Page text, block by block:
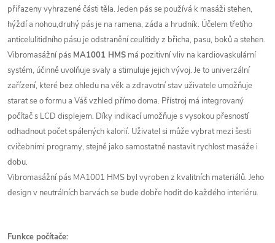
přiřazeny vyhrazené části těla. Jeden pás se používá k masáži stehen,
hýždí a nohou,druhý pás je na ramena, záda a hrudník. Účelem třetího
anticelulitidního pásu je odstranění ceulitidy z břicha, pasu, boků a stehen.
Vibromasážní pás MA1001 HMS má pozitivní vliv na kardiovaskulární
systém, účinně uvolňuje svaly a stimuluje jejich vývoj. Je to univerzální
zařízení, které bez ohledu na věk a zdravotní stav uživatele umožňuje
starat se o formu a Váš vzhled přímo doma. Přístroj má integrovaný
počítač s LCD displejem. Díky indikací umožňuje s vysokou přesností
odhadnout počet spálených kalorií. Uživatel si může vybrat mezi šesti
cvičebními programy, stejně jako samostatně nastavit rychlost masáže i
dobu.
Vibromasážní pás MA1001 HMS byl vyroben z kvalitních materiálů. Jeho
design v neutrálních barvách se bude dobře hodit do každého interiéru.
Funkce počítače: